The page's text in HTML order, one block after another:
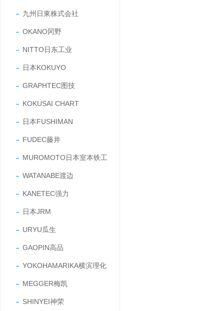
九州日東株式会社
OKANO冈野
NITTO日东工业
日本KOKUYO
GRAPHTEC图技
KOKUSAI CHART
日本FUSHIMAN
FUDEC藤井
MUROMOTO日本室本铁工
WATANABE渡边
KANETEC强力
日本JRM
URYU瓜生
GAOPIN高品
YOKOHAMARIKA横滨理化
MEGGER梅凯
SHINYEI神荣